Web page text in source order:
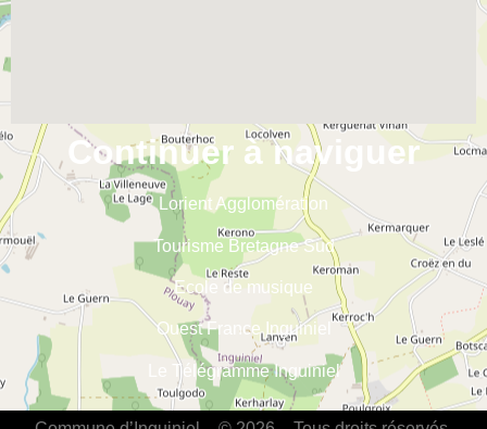
Continuer à naviguer
Lorient Agglomération
Tourisme Bretagne Sud
Ecole de musique
Ouest France Inguiniel
Le Télégramme Inguiniel